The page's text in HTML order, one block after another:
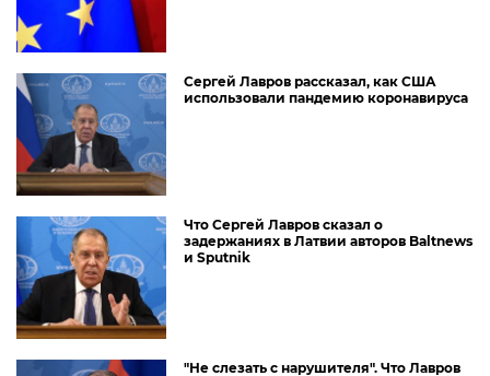
Сергей Лавров рассказал, как США
использовали пандемию коронавируса
Что Сергей Лавров сказал о
задержаниях в Латвии авторов Baltnews
и Sputnik
"Не слезать с нарушителя". Что Лавров